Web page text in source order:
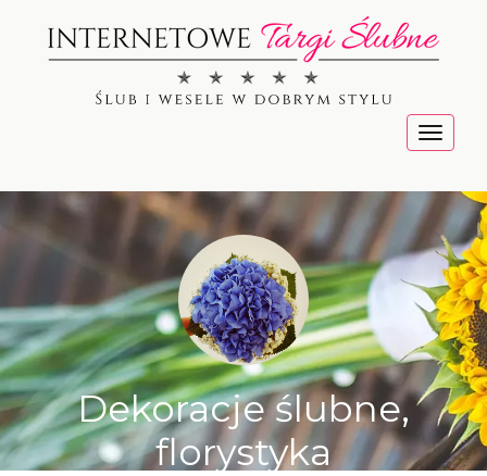
Menu
Dekoracje ślubne,
florystyka